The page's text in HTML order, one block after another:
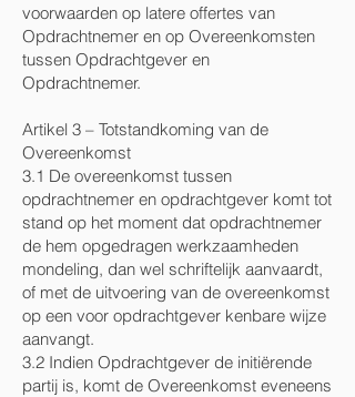
voorwaarden op latere offertes van
Opdrachtnemer en op Overeenkomsten
tussen Opdrachtgever en
Opdrachtnemer.
Artikel 3 – Totstandkoming van de
Overeenkomst
3.1 De overeenkomst tussen
opdrachtnemer en opdrachtgever komt tot
stand op het moment dat opdrachtnemer
de hem opgedragen werkzaamheden
mondeling, dan wel schriftelijk aanvaardt,
of met de uitvoering van de overeenkomst
op een voor opdrachtgever kenbare wijze
aanvangt.
3.2 Indien Opdrachtgever de initiërende
partij is, komt de Overeenkomst eveneens